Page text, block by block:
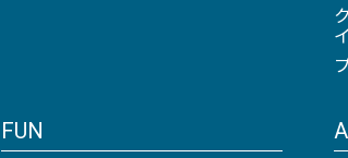
FUN